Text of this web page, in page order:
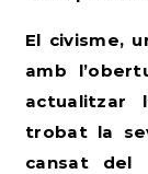
El civisme,
amb
actualitzar
trobat la
cansat del